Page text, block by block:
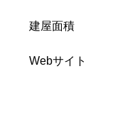
建屋面積
Webサイト